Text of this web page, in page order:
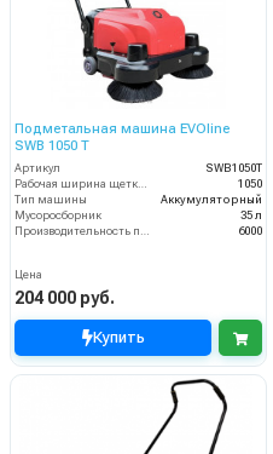
Подметальная машина EVOline
SWB 1050 T
Артикул
SWB1050T
Рабочая ширина щетки, мм
1050
Тип машины
Аккумуляторный
Мусоросборник
35 л
Производительность по площади (м2/ч)
6000
Цена
204 000 руб.
Купить